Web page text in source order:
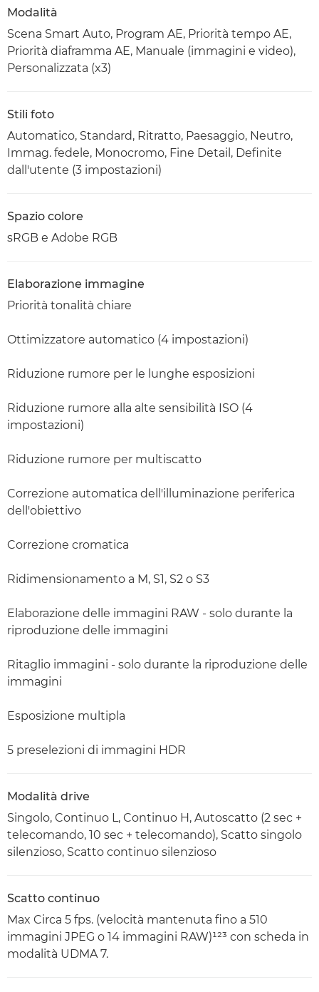
Modalità
Scena Smart Auto, Program AE, Priorità tempo AE,
Priorità diaframma AE, Manuale (immagini e video),
Personalizzata (x3)
Stili foto
Automatico, Standard, Ritratto, Paesaggio, Neutro,
Immag. fedele, Monocromo, Fine Detail, Definite
dall'utente (3 impostazioni)
Spazio colore
sRGB e Adobe RGB
Elaborazione immagine
Priorità tonalità chiare
Ottimizzatore automatico (4 impostazioni)
Riduzione rumore per le lunghe esposizioni
Riduzione rumore alla alte sensibilità ISO (4
impostazioni)
Riduzione rumore per multiscatto
Correzione automatica dell'illuminazione periferica
dell'obiettivo
Correzione cromatica
Ridimensionamento a M, S1, S2 o S3
Elaborazione delle immagini RAW - solo durante la
riproduzione delle immagini
Ritaglio immagini - solo durante la riproduzione delle
immagini
Esposizione multipla
5 preselezioni di immagini HDR
Modalità drive
Singolo, Continuo L, Continuo H, Autoscatto (2 sec +
telecomando, 10 sec + telecomando), Scatto singolo
silenzioso, Scatto continuo silenzioso
Scatto continuo
Max Circa 5 fps. (velocità mantenuta fino a 510
immagini JPEG o 14 immagini RAW)¹²³ con scheda in
modalità UDMA 7.